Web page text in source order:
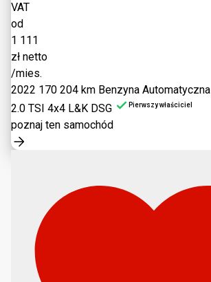
VAT
od
1 111
zł netto
/mies.
2022 170 204 km Benzyna Automatyczna
2.0 TSI 4x4 L&K DSG
Pierwszy właściciel
poznaj ten samochód